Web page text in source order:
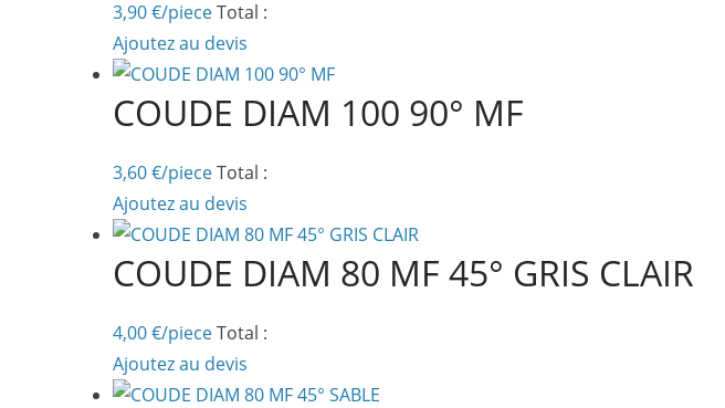
3,90€/pieceTotal :
Ajoutez au devis
COUDE DIAM 100 90° MF
3,60€/pieceTotal :
Ajoutez au devis
COUDE DIAM 80 MF 45° GRIS CLAIR
4,00€/pieceTotal :
Ajoutez au devis